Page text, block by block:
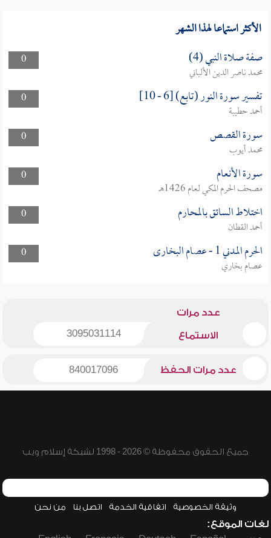
الأكثر استماعا لهذا الشهر
0 صفة صلاة النبي (4)
محمد ناصر الدين الألباني
0
تفسير سورة النور (تابع) [6 - 10]
أحمد حطيبة
0
سورة القصص
محمد أيوب
0
سورة الأنعام
مصحف الحرم المكي لعام 1426هـ
0
اختلاط السائق بالمحارم
أحمد القطان
0
الحرم المدني 1 - عصام البخارى
عصام بخاري
عدد مرات
الاستماع 3095031114
عدد مرات الحفظ 840017096
جميع الحقوق محفوظة © 2026 - 1998 لشبكة إسلام ويب
وثيقة الخصوصية اتفاقية الخدمة اتصل بنا من نحن
لغات الموقع: